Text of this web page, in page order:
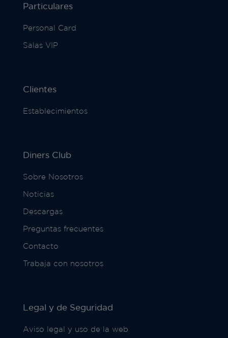
Particulares
Personal Card
Salas VIP
Clientes
Establecimientos
Diners Club
Sobre Nosotros
Noticias
Descargas
Preguntas frecuentes
Contacto
Trabaja con nosotros
Legal y de Seguridad
Aviso legal y uso de la web